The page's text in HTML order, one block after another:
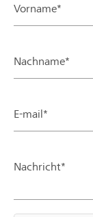
Vorname*
Nachname*
E-mail*
Nachricht*